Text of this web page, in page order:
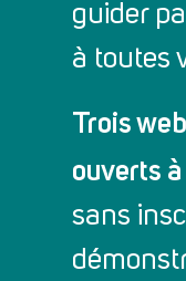
guider
à toutes
Trois
ouverts
sans